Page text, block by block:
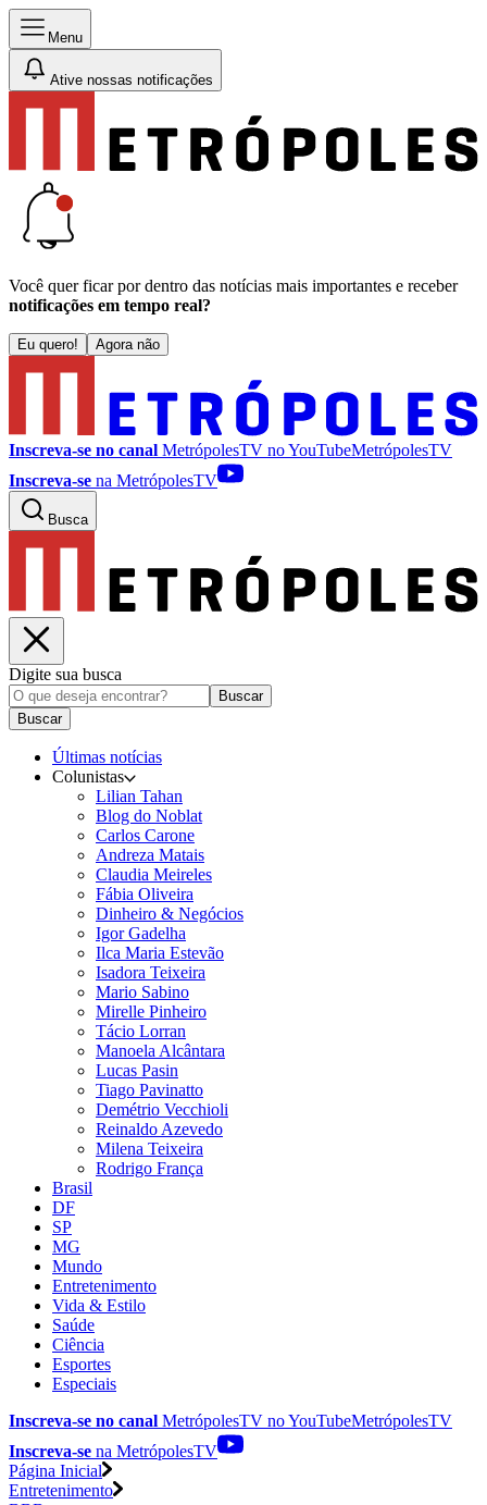
Menu
Ative nossas notificações
Você quer ficar por dentro das notícias mais importantes e receber
notificações em tempo real?
Eu quero! Agora não
Inscreva-se no canal MetrópolesTV noYouTubeMetrópolesTV
Inscreva-se na MetrópolesTV
Busca
Digite sua busca
Buscar
Buscar
Últimas notícias
Colunistas
Lilian Tahan
Blog do Noblat
Carlos Carone
Andreza Matais
Claudia Meireles
Fábia Oliveira
Dinheiro & Negócios
Igor Gadelha
Ilca Maria Estevão
Isadora Teixeira
Mario Sabino
Mirelle Pinheiro
Tácio Lorran
Manoela Alcântara
Lucas Pasin
Tiago Pavinatto
Demétrio Vecchioli
Reinaldo Azevedo
Milena Teixeira
Rodrigo França
Brasil
DF
SP
MG
Mundo
Entretenimento
Vida & Estilo
Saúde
Ciência
Esportes
Especiais
Inscreva-se no canal MetrópolesTV noYouTubeMetrópolesTV
Inscreva-se na MetrópolesTV
Página Inicial
Entretenimento